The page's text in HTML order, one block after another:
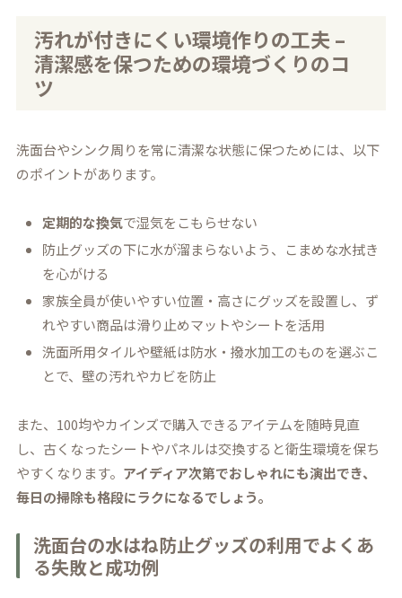
汚れが付きにくい環境作りの工夫 –
清潔感を保つための環境づくりのコ
ツ
洗面台やシンク周りを常に清潔な状態に保つためには、以下
のポイントがあります。
定期的な換気で湿気をこもらせない
防止グッズの下に水が溜まらないよう、こまめな水拭き
を心がける
家族全員が使いやすい位置・高さにグッズを設置し、ず
れやすい商品は滑り止めマットやシートを活用
洗面所用タイルや壁紙は防水・撥水加工のものを選ぶこ
とで、壁の汚れやカビを防止
また、100均やカインズで購入できるアイテムを随時見直
し、古くなったシートやパネルは交換すると衛生環境を保ち
やすくなります。 アイディア次第でおしゃれにも演出でき、
毎日の掃除も格段にラクになるでしょう。
洗面台の水はね防止グッズの利用でよくあ
る失敗と成功例